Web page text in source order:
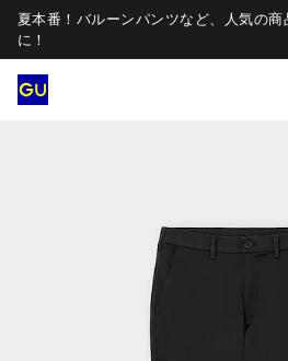
夏本番！バルーンパンツなど、人気の商
に！